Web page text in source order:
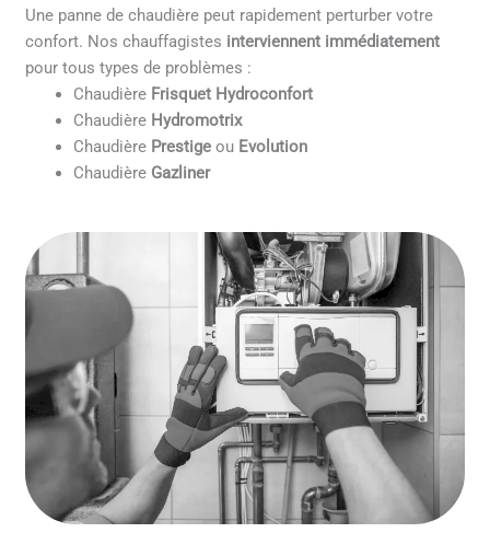
Une panne de chaudière peut rapidement perturber votre
confort. Nos chauffagistes interviennent immédiatement
pour tous types de problèmes :
Chaudière Frisquet Hydroconfort
Chaudière Hydromotrix
Chaudière Prestige ou Evolution
Chaudière Gazliner